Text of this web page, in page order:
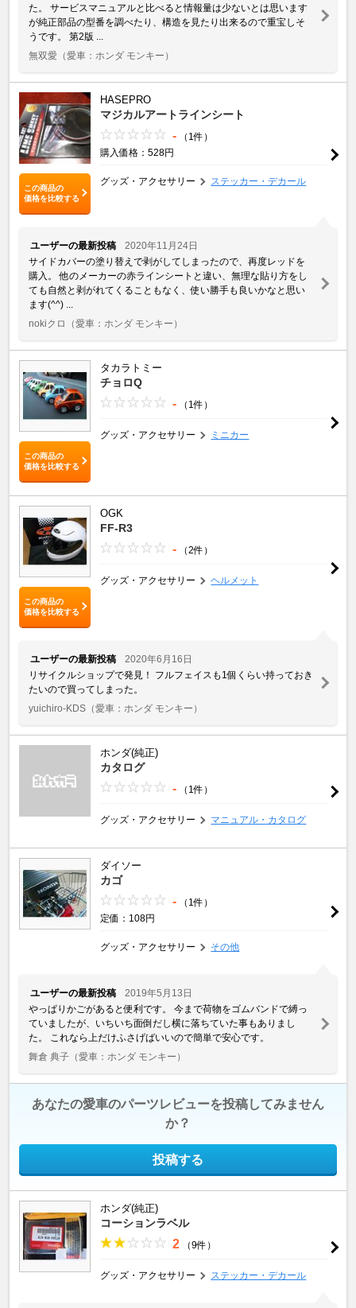
た。 サービスマニュアルと比べると情報量は少ないとは思います
が純正部品の型番を調べたり、構造を見たり出来るので重宝しそ
うです。 第2版 ...
無双愛 （愛車：ホンダ モンキー）
この商品の
価格を比較する
HASEPRO
マジカルアートラインシート
-
（1件）
購入価格：528円
グッズ・アクセサリー ステッカー・デカール
ユーザーの最新投稿
2020年11月24日
サイドカバーの塗り替えで剥がしてしまったので、再度レッドを
購入。 他のメーカーの赤ラインシートと違い、無理な貼り方をし
ても自然と剥がれてくることもなく、使い勝手も良いかなと思い
ます(^^) ...
nokiクロ
（愛車：ホンダ モンキー）
この商品の
価格を比較する
タカラトミー
チョロQ
- （1件）
グッズ・アクセサリー ミニカー
この商品の
価格を比較する
OGK
FF-R3
- （2件）
グッズ・アクセサリー ヘルメット
ユーザーの最新投稿
2020年6月16日
リサイクルショップで発見！ フルフェイスも1個くらい持っておき
たいので買ってしまった。
yuichiro-KDS （愛車：ホンダ モンキー）
ホンダ(純正)
カタログ
- （1件）
グッズ・アクセサリー マニュアル・カタログ
ダイソー
カゴ
-
（1件）
定価：108円
グッズ・アクセサリー その他
ユーザーの最新投稿
2019年5月13日
やっぱりかごがあると便利です。 今まで荷物をゴムバンドで縛っ
ていましたが、いちいち面倒だし横に落ちていた事もありまし
た。 これなら上だけふさげばいいので簡単で安心です。
舞倉 典子 （愛車：ホンダ モンキー）
あなたの愛車のパーツレビューを投稿してみません
か？
投稿する
ホンダ(純正)
コーションラベル
2 （9件）
グッズ・アクセサリー ステッカー・デカール